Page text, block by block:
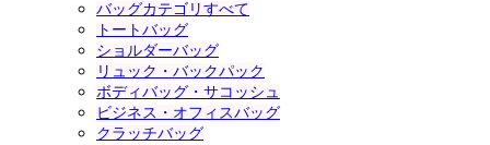
バッグカテゴリすべて
トートバッグ
ショルダーバッグ
リュック・バックパック
ボディバッグ・サコッシュ
ビジネス・オフィスバッグ
クラッチバッグ